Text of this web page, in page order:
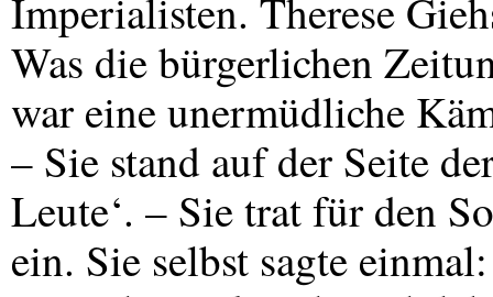
Imperialisten. Therese
Was die bürgerlichen
war eine unermüdliche
– Sie stand auf der Seite
Leute‘. – Sie trat für den
ein. Sie selbst sagte